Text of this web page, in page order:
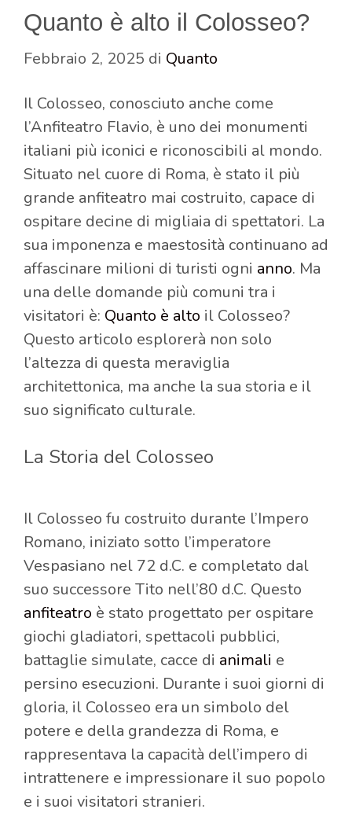
Quanto è alto il Colosseo?
Febbraio 2, 2025 di Quanto
Il Colosseo, conosciuto anche come
l’Anfiteatro Flavio, è uno dei monumenti
italiani più iconici e riconoscibili al mondo.
Situato nel cuore di Roma, è stato il più
grande anfiteatro mai costruito, capace di
ospitare decine di migliaia di spettatori. La
sua imponenza e maestosità continuano ad
affascinare milioni di turisti ogni anno. Ma
una delle domande più comuni tra i
visitatori è: Quanto è alto il Colosseo?
Questo articolo esplorerà non solo
l’altezza di questa meraviglia
architettonica, ma anche la sua storia e il
suo significato culturale.
La Storia del Colosseo
Il Colosseo fu costruito durante l’Impero
Romano, iniziato sotto l’imperatore
Vespasiano nel 72 d.C. e completato dal
suo successore Tito nell’80 d.C. Questo
anfiteatro è stato progettato per ospitare
giochi gladiatori, spettacoli pubblici,
battaglie simulate, cacce di animali e
persino esecuzioni. Durante i suoi giorni di
gloria, il Colosseo era un simbolo del
potere e della grandezza di Roma, e
rappresentava la capacità dell’impero di
intrattenere e impressionare il suo popolo
e i suoi visitatori stranieri.